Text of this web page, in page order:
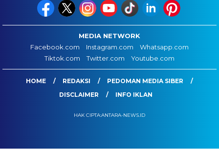
MEDIA NETWORK
Facebook.com
Instagram.com
Whatsapp.com
Tiktok.com
Twitter.com Youtube.com
HOME REDAKSI
PEDOMAN MEDIA SIBER
DISCLAIMER
INFO IKLAN
HAK CIPTA:ANTARA-NEWS.ID